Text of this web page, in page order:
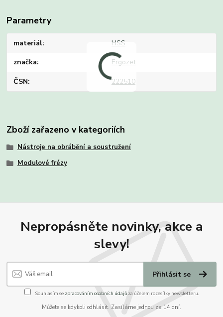
Parametry
materiál HSS
značka Ergozet
ČSN 222510
Zboží zařazeno v kategoriích
Nástroje na obrábění a soustružení
Modulové frézy
Nepropásněte novinky, akce a
slevy!
Přihlásit se
Souhlasím se zpracováním osobních údajůza účelem rozesílky newsletteru.
Můžete se kdykoli odhlásit. Zasíláme jednou za 14 dní.